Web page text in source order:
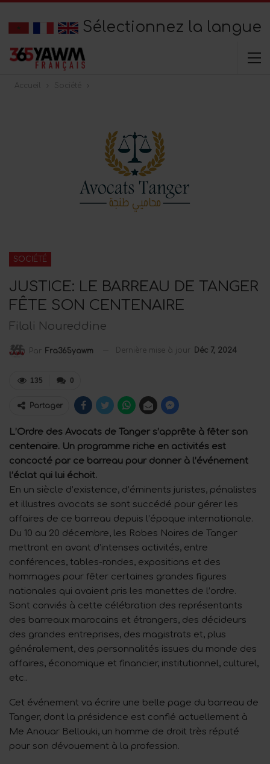
Sélectionnez la langue
Accueil Société
SOCIÉTÉ
JUSTICE: LE BARREAU DE TANGER
FÊTE SON CENTENAIRE
Filali Noureddine
Par Fra365yawm Dernière mise à jour Déc 7, 2024
0
135
Partager
L’Ordre des Avocats de Tanger s’apprête à fêter son
centenaire. Un programme riche en activités est
concocté par ce barreau pour donner à l’événement
l’éclat qui lui échoit.
En un siècle d’existence, d’éminents juristes, pénalistes
et illustres avocats se sont succédé pour gérer les
affaires de ce barreau depuis l’époque internationale.
Du 10 au 20 décembre, les Robes Noires de Tanger
mettront en avant d’intenses activités, entre
conférences, tables-rondes, expositions et des
hommages pour fêter certaines grandes figures
nationales qui avaient pris les manettes de l’ordre.
Sont conviés à cette célébration des représentants
des barreaux marocains et étrangers, des décideurs
des grandes entreprises, des magistrats et, plus
généralement, des personnalités issues du monde des
affaires, économique et financier, institutionnel, culturel,
etc..
Cet événement va écrire une belle page du barreau de
Tanger, dont la présidence est confié actuellement à
Me Anouar Bellouki, un homme de droit très réputé
pour son dévouement à la profession.